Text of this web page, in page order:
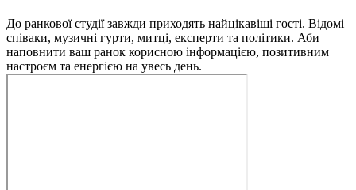
До ранкової студії завжди приходять найцікавіші гості. Відомі
співаки, музичні гурти, митці, експерти та політики. Аби
наповнити ваш ранок корисною інформацією, позитивним
настроєм та енергією на увесь день.